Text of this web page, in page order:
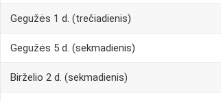
Gegužės 1 d. (trečiadienis)
Gegužės 5 d. (sekmadienis)
Birželio 2 d. (sekmadienis)